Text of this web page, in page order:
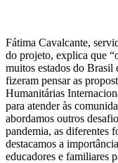
Fátima Cavalcante,
do projeto, explica que
muitos estados do Brasil
fizeram pensar as
Humanitárias
para atender às
abordamos outros
pandemia, as diferentes
destacamos a
educadores e familiares